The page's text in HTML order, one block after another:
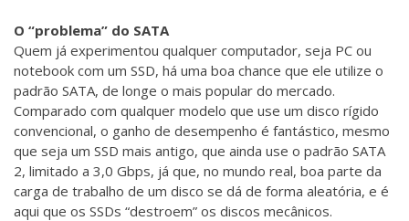
O “problema” do SATA
Quem já experimentou qualquer computador, seja PC ou
notebook com um SSD, há uma boa chance que ele utilize o
padrão SATA, de longe o mais popular do mercado.
Comparado com qualquer modelo que use um disco rígido
convencional, o ganho de desempenho é fantástico, mesmo
que seja um SSD mais antigo, que ainda use o padrão SATA
2, limitado a 3,0 Gbps, já que, no mundo real, boa parte da
carga de trabalho de um disco se dá de forma aleatória, e é
aqui que os SSDs “destroem” os discos mecânicos.